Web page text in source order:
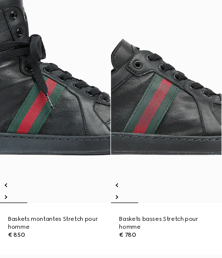
Baskets montantes Stretch pour
homme
€ 850
Baskets basses Stretch pour
homme
€ 780